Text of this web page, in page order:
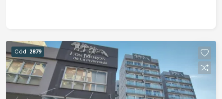
banheiro. Área Externa: Um pátio monumental,
raridade absoluta na região central, pronto para
estacionamento privativo, ampliações ou novos
blocos cirúrgicos/comerciais. Diferencial de
Fundo: Um galpão de alvenaria na lateral, ideal
Cód. 2879